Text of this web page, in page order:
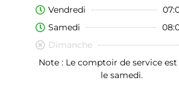
Vendredi
Samedi
Dimanche
Note : Le comptoir de service
le samedi.